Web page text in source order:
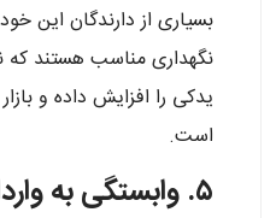
بسیاری از دارندگان این
نگهداری مناسب هستند که
یدکی را افزایش داده و
است.
۵. وابستگی به واردات